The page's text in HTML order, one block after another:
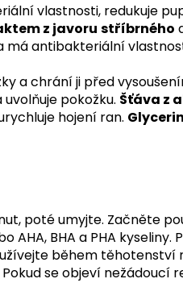
vlastnosti, redukuje
z javoru stříbrného
má antibakteriální
a chrání ji před
pokožku. Šťáva z
hojení ran. Glycerin
poté umyjte. Začněte
BHA a PHA kyseliny.
během těhotenství
se objeví nežádoucí